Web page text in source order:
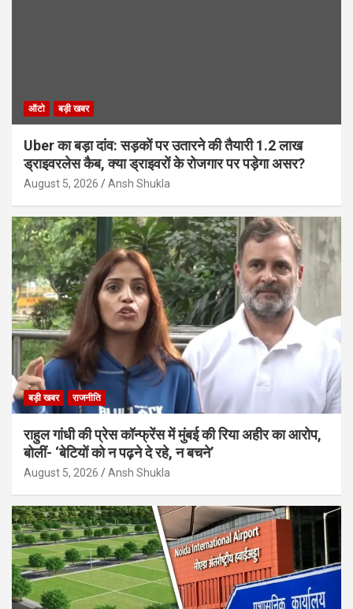
ऑटो बड़ी खबर
Uber का बड़ा दांव: सड़कों पर उतारने की तैयारी 1.2 लाख
ड्राइवरलेस कैब, क्या ड्राइवरों के रोजगार पर पड़ेगा असर?
August 5, 2026 Ansh Shukla
बड़ी खबर राजनीति
राहुल गांधी की प्रेस कॉन्फ्रेंस में मुंबई की रिया अहीर का आरोप,
बोलीं- ‘बेटियों को न पढ़ने दे रहे, न बचने’
August 5, 2026 Ansh Shukla